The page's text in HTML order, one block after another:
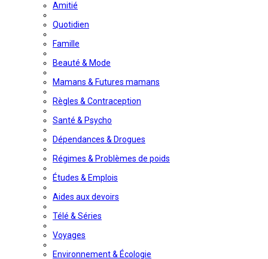
Amitié
Quotidien
Famille
Beauté & Mode
Mamans & Futures mamans
Règles & Contraception
Santé & Psycho
Dépendances & Drogues
Régimes & Problèmes de poids
Études & Emplois
Aides aux devoirs
Télé & Séries
Voyages
Environnement & Écologie